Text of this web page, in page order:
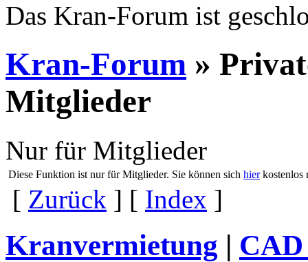
Das Kran-Forum ist
Kran-Forum »
Mitglieder
Nur für Mitglieder
Diese Funktion ist nur für Mitglieder. Sie können sich hierkostenlos
[ Zurück ] [ Index ]
Kranvermietung |